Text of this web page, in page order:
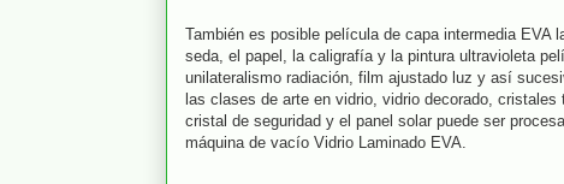
También es posible película de capa intermedia EVA
seda, el papel, la caligrafía y la pintura ultravioleta
unilateralismo radiación, film ajustado luz y así
las clases de arte en vidrio, vidrio decorado, cristales
cristal de seguridad y el panel solar puede ser
máquina de vacío Vidrio Laminado EVA.